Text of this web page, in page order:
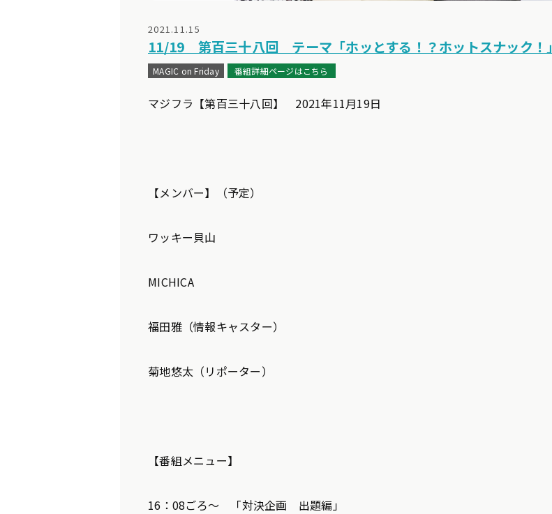
2021.11.15
11/19 第百三十八回 テーマ「ホッとする！？ホットスナック！」
MAGIC on Friday 番組詳細ページはこちら
マジフラ【第百三十八回】 2021年11月19日
【メンバー】（予定）
ワッキー貝山
MICHICA
福田雅（情報キャスター）
菊地悠太（リポーター）
【番組メニュー】
16：08ごろ～ 「対決企画 出題編」